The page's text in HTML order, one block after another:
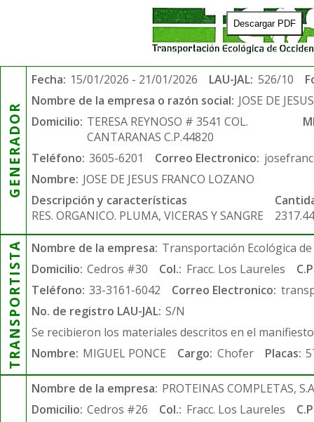
Descargar PDF
GENERADOR
Fecha: 15/01/2026 - 21/01/2026 LAU-JAL: 526/10
Nombre de la empresa o razón social: JOSE DE
Domicilio: TERESA REYNOSO # 3541 COL.
CANTARANAS C.P.44820
Teléfono: 3605-6201 Correo Electronico:
Nombre: JOSE DE JESUS FRANCO LOZANO
Descripción y características
RES. ORGANICO. PLUMA, VICERAS Y SANGRE
2317.44
TRANSPORTISTA Nombre de la empresa: Transportación Ecológica de
Domicilio: Cedros #30 Col.: Fracc. Los Laureles
Teléfono: 33-3161-6042 Correo Electronico:
No. de registro LAU-JAL: S/N
Se recibieron los materiales descritos en el
Nombre: MIGUEL PONCE Cargo: Chofer Placas:
Nombre de la empresa: PROTEINAS COMPLETAS,
Domicilio: Cedros #26 Col.: Fracc. Los Laureles